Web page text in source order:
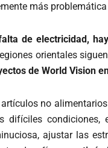
más
de electricidad,
orientales
de World Vision
no
difíciles condiciones,
ajustar las